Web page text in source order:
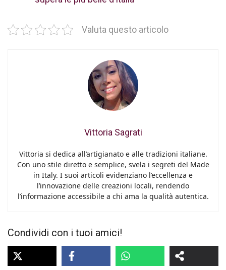
Valuta questo articolo
Vittoria Sagrati
Vittoria si dedica all’artigianato e alle tradizioni italiane.
Con uno stile diretto e semplice, svela i segreti del Made
in Italy. I suoi articoli evidenziano l’eccellenza e
l’innovazione delle creazioni locali, rendendo
l’informazione accessibile a chi ama la qualità autentica.
Condividi con i tuoi amici!